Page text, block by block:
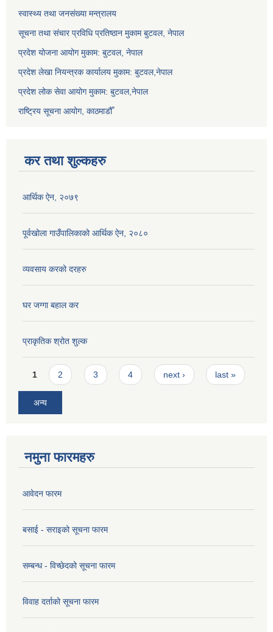
स्वास्थ्य तथा जनसंख्या मन्त्रालय
सूचना तथा संचार प्रविधि प्रतिष्ठान मुकाम बुटवल, नेपाल
प्रदेश योजना आयोग मुकाम: बुटवल, नेपाल
प्रदेश लेखा नियन्त्रक कार्यालय मुकाम: बुटवल,नेपाल
प्रदेश लोक सेवा आयोग मुकाम: बुटवल,नेपाल
राष्ट्रिय सूचना आयोग, काठमाडौँ
कर तथा शुल्कहरु
आर्थिक ऐन, २०७९
पूर्वखोला गाउँपालिकाको आर्थिक ऐन, २०८०
व्यवसाय करको दरहरु
घर जग्गा बहाल कर
प्राकृतिक श्रोत शुल्क
Pages
1 2 3 4 next › last »
अन्य
नमुना फारमहरु
आवेदन फारम
बसाई - सराइको सूचना फारम
सम्बन्ध - विच्छेदको सूचना फारम
विवाह दर्ताको सूचना फारम